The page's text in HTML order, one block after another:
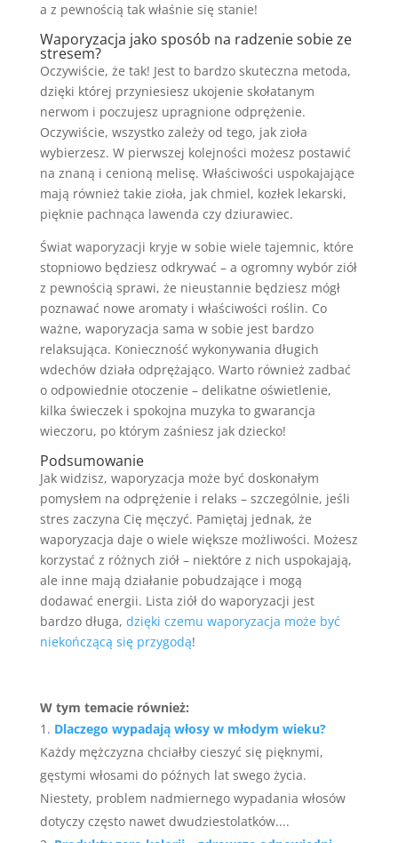
a z pewnością tak właśnie się stanie!
Waporyzacja jako sposób na radzenie sobie ze
stresem?
Oczywiście, że tak! Jest to bardzo skuteczna metoda,
dzięki której przyniesiesz ukojenie skołatanym
nerwom i poczujesz upragnione odprężenie.
Oczywiście, wszystko zależy od tego, jak zioła
wybierzesz. W pierwszej kolejności możesz postawić
na znaną i cenioną melisę. Właściwości uspokajające
mają również takie zioła, jak chmiel, kozłek lekarski,
pięknie pachnąca lawenda czy dziurawiec.
Świat waporyzacji kryje w sobie wiele tajemnic, które
stopniowo będziesz odkrywać – a ogromny wybór ziół
z pewnością sprawi, że nieustannie będziesz mógł
poznawać nowe aromaty i właściwości roślin. Co
ważne, waporyzacja sama w sobie jest bardzo
relaksująca. Konieczność wykonywania długich
wdechów działa odprężająco. Warto również zadbać
o odpowiednie otoczenie – delikatne oświetlenie,
kilka świeczek i spokojna muzyka to gwarancja
wieczoru, po którym zaśniesz jak dziecko!
Podsumowanie
Jak widzisz, waporyzacja może być doskonałym
pomysłem na odprężenie i relaks – szczególnie, jeśli
stres zaczyna Cię męczyć. Pamiętaj jednak, że
waporyzacja daje o wiele większe możliwości. Możesz
korzystać z różnych ziół – niektóre z nich uspokajają,
ale inne mają działanie pobudzające i mogą
dodawać energii. Lista ziół do waporyzacji jest
bardzo długa, dzięki czemu waporyzacja może być
niekończącą się przygodą!
W tym temacie również:
Dlaczego wypadają włosy w młodym wieku?
Każdy mężczyzna chciałby cieszyć się pięknymi,
gęstymi włosami do późnych lat swego życia.
Niestety, problem nadmiernego wypadania włosów
dotyczy często nawet dwudziestolatków....